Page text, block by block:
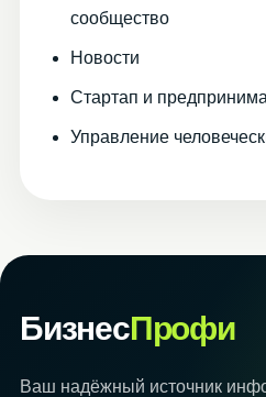
сообщество
Новости
Стартап и
Управление
БизнесПрофи
Ваш надёжный источник